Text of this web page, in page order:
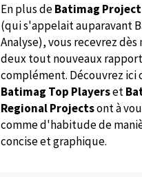
En plus deBatimag
(qui s'appelait auparavant
Analyse), vous recevrez
deux tout nouveaux
complément. Découvrez ici
Batimag Top Playerset
Regional Projectsont à
comme d'habitude de
concise et graphique.